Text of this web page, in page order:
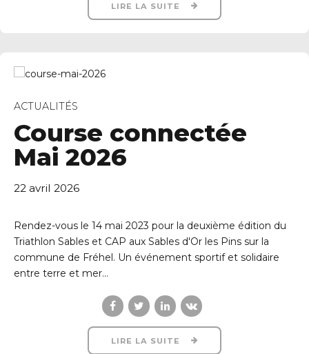
LIRE LA SUITE
ACTUALITÉS
Course connectée
Mai 2026
22 avril 2026
Rendez-vous le 14 mai 2023 pour la deuxième édition du
Triathlon Sables et CAP aux Sables d'Or les Pins sur la
commune de Fréhel. Un événement sportif et solidaire
entre terre et mer...
LIRE LA SUITE